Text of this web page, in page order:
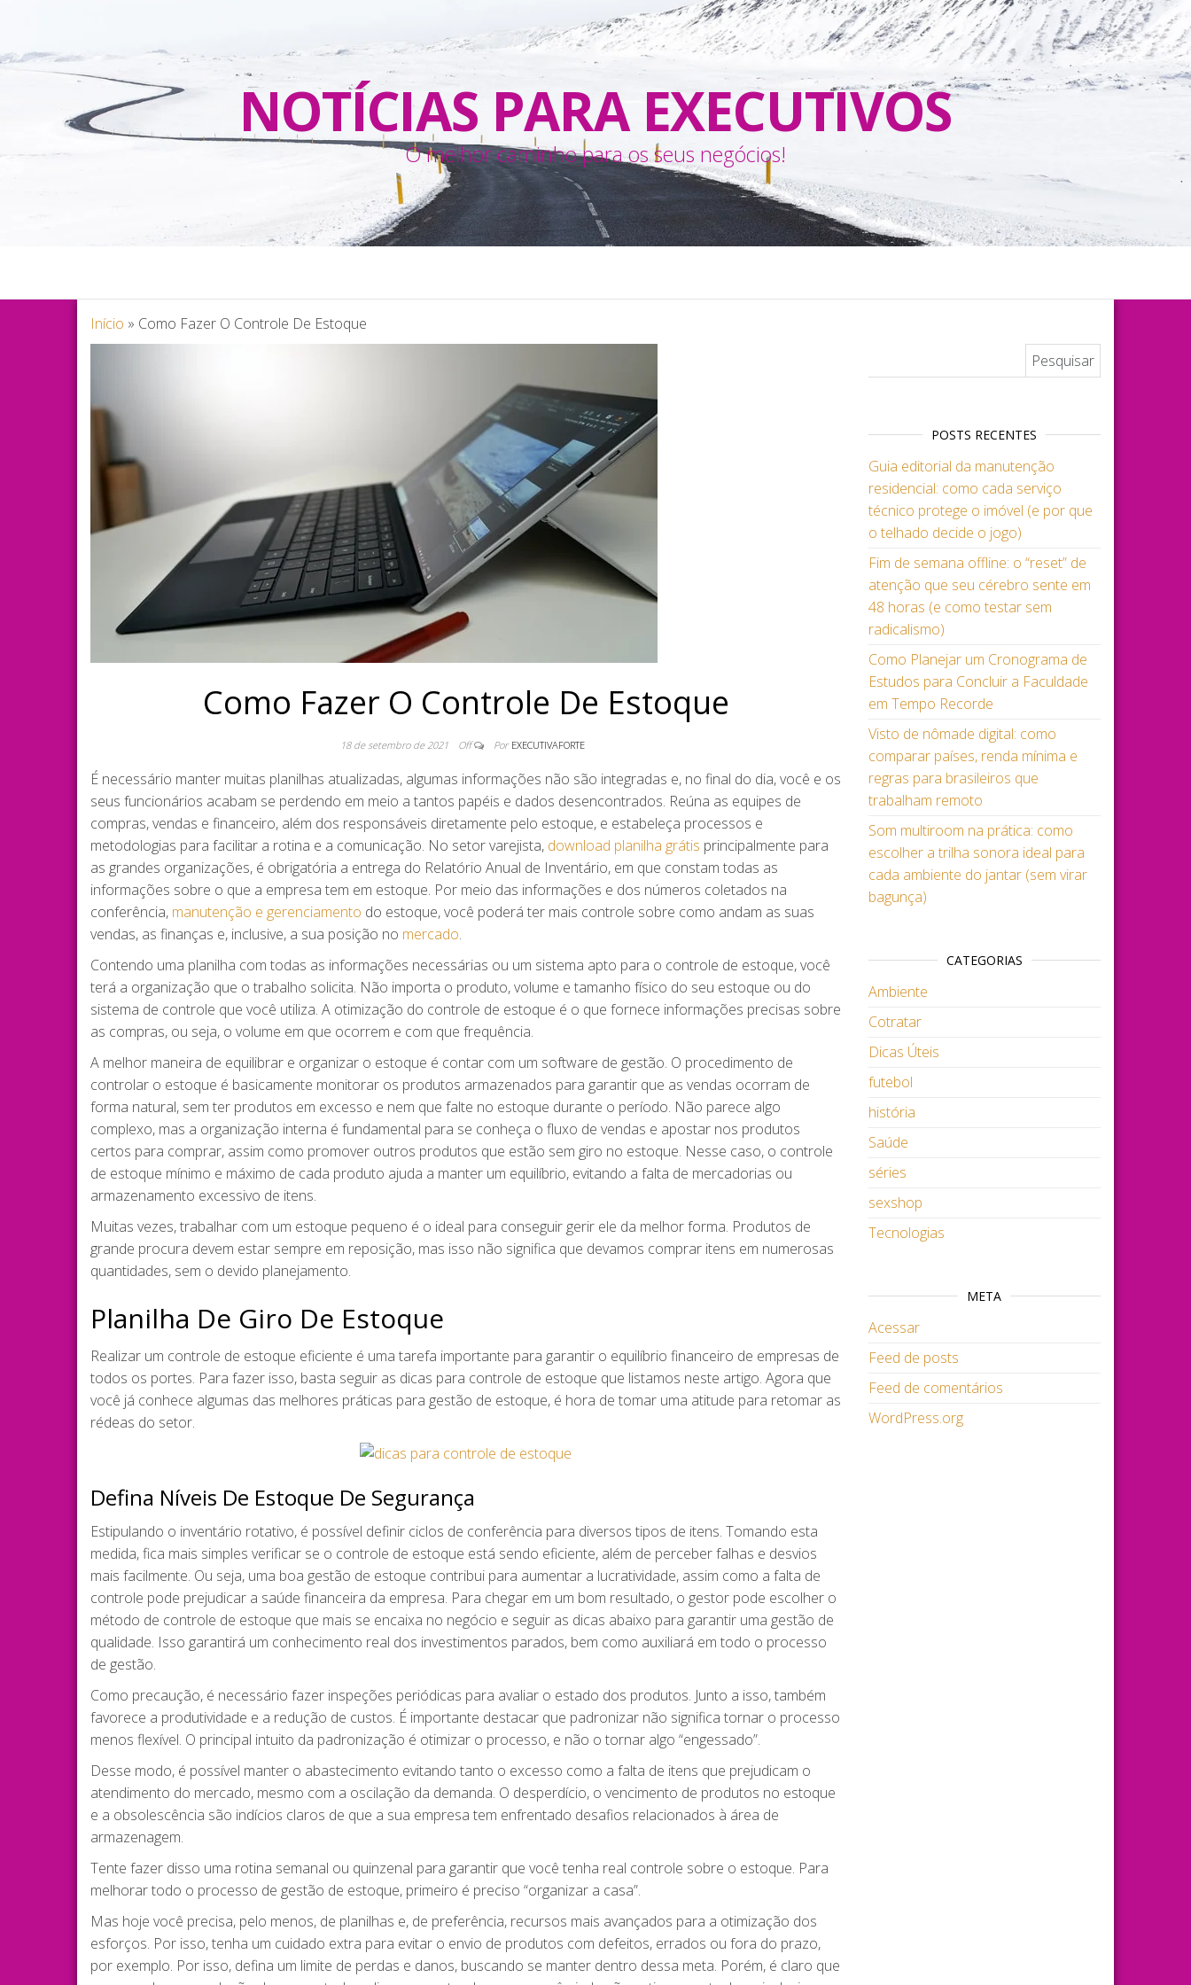
NOTÍCIAS PARA EXECUTIVOS
O melhor caminho para os seus negócios!
Início » Como Fazer O Controle De Estoque
Como Fazer O Controle De Estoque
18 de setembro de 2021 Off Por EXECUTIVAFORTE
É necessário manter muitas planilhas atualizadas, algumas informações não são integradas e, no final do dia, você e os
seus funcionários acabam se perdendo em meio a tantos papéis e dados desencontrados. Reúna as equipes de
compras, vendas e financeiro, além dos responsáveis diretamente pelo estoque, e estabeleça processos e
metodologias para facilitar a rotina e a comunicação. No setor varejista, download planilha grátis principalmente para
as grandes organizações, é obrigatória a entrega do Relatório Anual de Inventário, em que constam todas as
informações sobre o que a empresa tem em estoque. Por meio das informações e dos números coletados na
conferência, manutenção e gerenciamento do estoque, você poderá ter mais controle sobre como andam as suas
vendas, as finanças e, inclusive, a sua posição no mercado.
Contendo uma planilha com todas as informações necessárias ou um sistema apto para o controle de estoque, você
terá a organização que o trabalho solicita. Não importa o produto, volume e tamanho físico do seu estoque ou do
sistema de controle que você utiliza. A otimização do controle de estoque é o que fornece informações precisas sobre
as compras, ou seja, o volume em que ocorrem e com que frequência.
A melhor maneira de equilibrar e organizar o estoque é contar com um software de gestão. O procedimento de
controlar o estoque é basicamente monitorar os produtos armazenados para garantir que as vendas ocorram de
forma natural, sem ter produtos em excesso e nem que falte no estoque durante o período. Não parece algo
complexo, mas a organização interna é fundamental para se conheça o fluxo de vendas e apostar nos produtos
certos para comprar, assim como promover outros produtos que estão sem giro no estoque. Nesse caso, o controle
de estoque mínimo e máximo de cada produto ajuda a manter um equilíbrio, evitando a falta de mercadorias ou
armazenamento excessivo de itens.
Muitas vezes, trabalhar com um estoque pequeno é o ideal para conseguir gerir ele da melhor forma. Produtos de
grande procura devem estar sempre em reposição, mas isso não significa que devamos comprar itens em numerosas
quantidades, sem o devido planejamento.
Planilha De Giro De Estoque
Realizar um controle de estoque eficiente é uma tarefa importante para garantir o equilíbrio financeiro de empresas de
todos os portes. Para fazer isso, basta seguir as dicas para controle de estoque que listamos neste artigo. Agora que
você já conhece algumas das melhores práticas para gestão de estoque, é hora de tomar uma atitude para retomar as
rédeas do setor.
Defina Níveis De Estoque De Segurança
Estipulando o inventário rotativo, é possível definir ciclos de conferência para diversos tipos de itens. Tomando esta
medida, fica mais simples verificar se o controle de estoque está sendo eficiente, além de perceber falhas e desvios
mais facilmente. Ou seja, uma boa gestão de estoque contribui para aumentar a lucratividade, assim como a falta de
controle pode prejudicar a saúde financeira da empresa. Para chegar em um bom resultado, o gestor pode escolher o
método de controle de estoque que mais se encaixa no negócio e seguir as dicas abaixo para garantir uma gestão de
qualidade. Isso garantirá um conhecimento real dos investimentos parados, bem como auxiliará em todo o processo
de gestão.
Como precaução, é necessário fazer inspeções periódicas para avaliar o estado dos produtos. Junto a isso, também
favorece a produtividade e a redução de custos. É importante destacar que padronizar não significa tornar o processo
menos flexível. O principal intuito da padronização é otimizar o processo, e não o tornar algo “engessado”.
Desse modo, é possível manter o abastecimento evitando tanto o excesso como a falta de itens que prejudicam o
atendimento do mercado, mesmo com a oscilação da demanda. O desperdício, o vencimento de produtos no estoque
e a obsolescência são indícios claros de que a sua empresa tem enfrentado desafios relacionados à área de
armazenagem.
Tente fazer disso uma rotina semanal ou quinzenal para garantir que você tenha real controle sobre o estoque. Para
melhorar todo o processo de gestão de estoque, primeiro é preciso “organizar a casa”.
Mas hoje você precisa, pelo menos, de planilhas e, de preferência, recursos mais avançados para a otimização dos
esforços. Por isso, tenha um cuidado extra para evitar o envio de produtos com defeitos, errados ou fora do prazo,
por exemplo. Por isso, defina um limite de perdas e danos, buscando se manter dentro dessa meta. Porém, é claro que
POSTS RECENTES
Guia editorial da manutenção
residencial: como cada serviço
técnico protege o imóvel (e por que
o telhado decide o jogo)
Fim de semana offline: o “reset” de
atenção que seu cérebro sente em
48 horas (e como testar sem
radicalismo)
Como Planejar um Cronograma de
Estudos para Concluir a Faculdade
em Tempo Recorde
Visto de nômade digital: como
comparar países, renda mínima e
regras para brasileiros que
trabalham remoto
Som multiroom na prática: como
escolher a trilha sonora ideal para
cada ambiente do jantar (sem virar
bagunça)
CATEGORIAS
Ambiente
Cotratar
Dicas Úteis
futebol
história
Saúde
séries
sexshop
Tecnologias
META
Acessar
Feed de posts
Feed de comentários
WordPress.org